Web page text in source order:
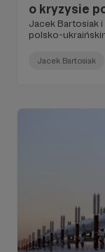
o kryzysie
Jacek Bartosiak
polsko-
Jacek Bartosiak